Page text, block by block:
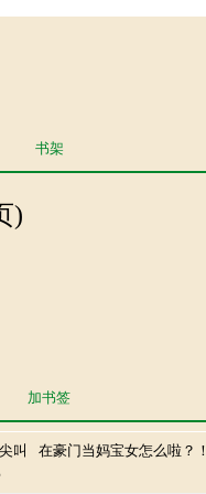
书架
)
加书签
叫 在豪门当妈宝女怎么啦？！